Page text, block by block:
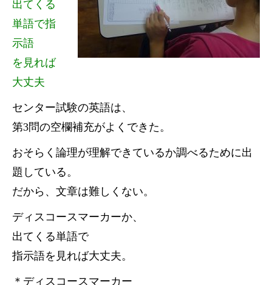
出てくる
単語で指
示語
を見れば
大丈夫
センター試験の英語は、
第3問の空欄補充がよくできた。
おそらく論理が理解できているか調べるために出
題している。
だから、文章は難しくない。
ディスコースマーカーか、
出てくる単語で
指示語を見れば大丈夫。
＊ディスコースマーカー